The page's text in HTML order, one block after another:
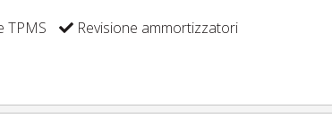
TPMS
Revisione ammortizzatori